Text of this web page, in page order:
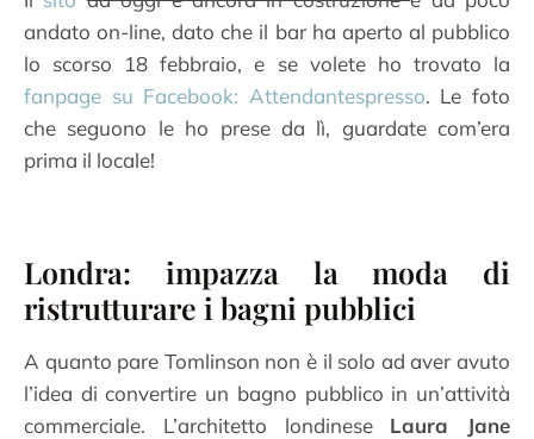
andato on-line, dato che il bar ha aperto al pubblico
lo scorso 18 febbraio, e se volete ho trovato la
fanpage su Facebook: Attendantespresso. Le foto
che seguono le ho prese da lì, guardate com’era
prima il locale!
Londra: impazza la moda di
ristrutturare i bagni pubblici
A quanto pare Tomlinson non è il solo ad aver avuto
l’idea di convertire un bagno pubblico in un’attività
commerciale. L’architetto londinese Laura Jane